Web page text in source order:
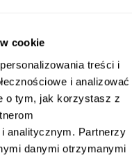
cookie
treści i
i analizować
o tym, jak korzystasz z
analitycznym. Partnerzy
danymi otrzymanymi